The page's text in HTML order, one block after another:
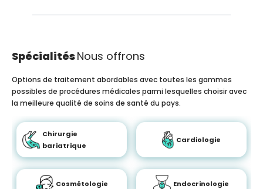
SpécialitésNous offrons
Options de traitement abordables avec toutes les gammes
possibles de procédures médicales parmi lesquelles choisir avec
la meilleure qualité de soins de santé du pays.
Chirurgie
bariatrique
Cardiologie
Cosmétologie Endocrinologie